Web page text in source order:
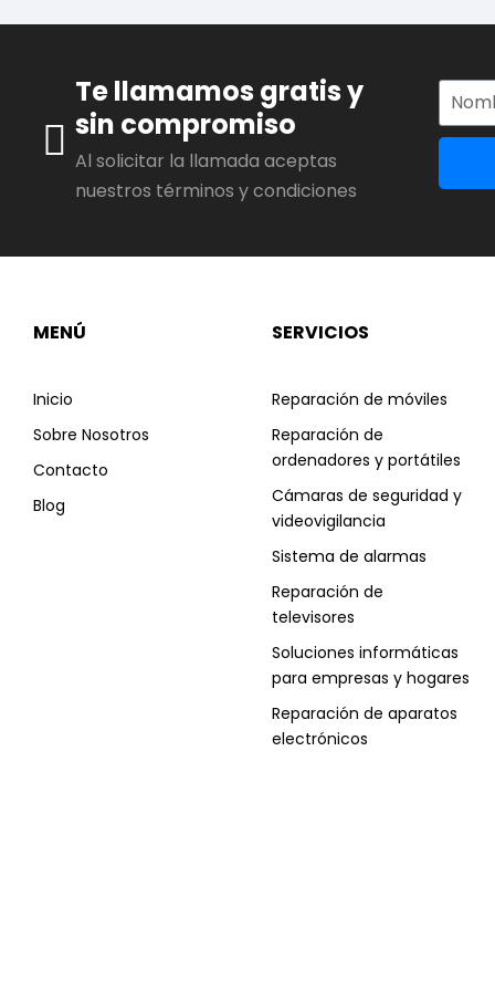
Te llamamos gratis y
sin compromiso
Al solicitar la llamada aceptas
nuestros términos y condiciones
MENÚ
Inicio
Sobre Nosotros
Contacto
Blog
SERVICIOS
Reparación de móviles
Reparación de
ordenadores y portátiles
Cámaras de seguridad y
videovigilancia
Sistema de alarmas
Reparación de
televisores
Soluciones informáticas
para empresas y hogares
Reparación de aparatos
electrónicos